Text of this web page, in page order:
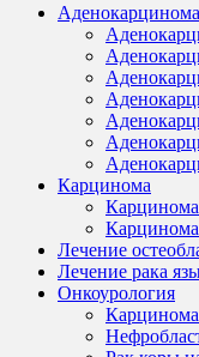
Аденокарцинома
Карцинома
Лечение
Лечение рака
Онкоурология